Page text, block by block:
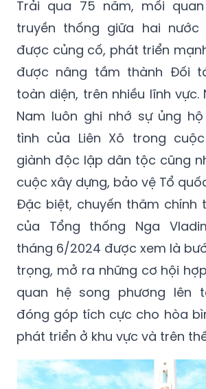
Trải qua 75 năm, mối
truyền thống giữa hai nước
được củng cố, phát triển
được nâng tầm thành Đối
toàn diện, trên nhiều lĩnh vực.
Nam luôn ghi nhớ sự ủng
tình của Liên Xô trong
giành độc lập dân tộc cũng
cuộc xây dựng, bảo vệ Tổ
Đặc biệt, chuyến thăm chính
của Tổng thống Nga
tháng 6/2024 được xem là
trọng, mở ra những cơ hội
quan hệ song phương lên
đóng góp tích cực cho hòa
phát triển ở khu vực và trên